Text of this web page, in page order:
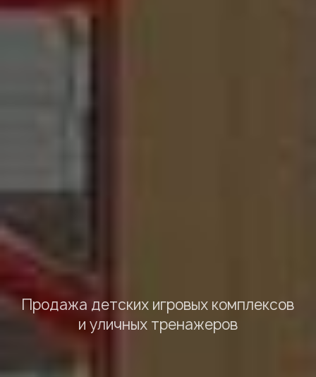
Продажа детских игровых комплексов
и уличных тренажеров